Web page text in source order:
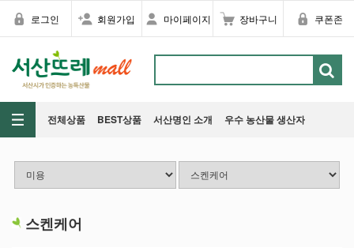
로그인 회원가입 마이페이지 장바구니 쿠폰존
전체상품 BEST상품 서산명인 소개 우수 농산물 생산자
스켄케어